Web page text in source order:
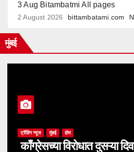
3 Aug Bitambatmi All pages
2 August 2026 bittambatami.com
मुंबई
ट्रेंडिंग न्यूज मुंबई होम
काँग्रेसच्या विरोधात दुसऱ्या